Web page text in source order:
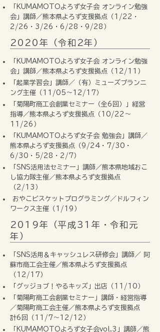
「KUMAMOTOよろず女子会 オンライン勉強
会」講師／熊本県よろず支援拠点（1/22・
2/26・3/26・6/28・9/28）
2020年（令和2年）
「KUMAMOTOよろず女子会 オンライン勉強
会」講師／熊本県よろず支援拠点（12/11）
「起業学習会」講師／（有）ミューズプランニ
ング主催（11/05〜12/17）
「菊陽町商工会創業セミナー（全6回）」経営
指導／熊本県よろず支援拠点（10/22〜
11/26）
「KUMAMOTOよろず女子会 勉強会」講師／
熊本県よろず支援拠点（9/24・7/30・
6/30・5/28・2/7）
「SNS活用法セミナー」講師／熊本県地域おこ
し協力隊主催／熊本県よろず支援拠点
（2/13）
おやこビスケットプログラミング／ドルフィン
ワークス主催（1/19）
2019年（平成31年・令和元
年）
「SNS活用＆キャッシュレス研修会」講師／ 阿
蘇市商工会主催／熊本県よろず支援拠点
（12/17）
「グッジョブ！やるキッズ」出店（11/10）
「菊陽町商工会創業セミナー」講師・経営指導
／菊陽町商工会主催／熊本県よろず支援拠点
計6回（11/7〜12/12）
「KUMAMOTOよろず女子会vol.3」講師／熊